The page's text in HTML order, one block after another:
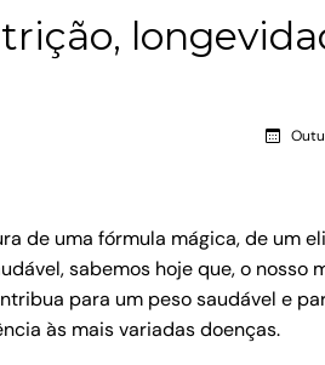
de uma fórmula mágica, de um
sabemos hoje que, o
para um peso saudável e
às mais variadas doenças.